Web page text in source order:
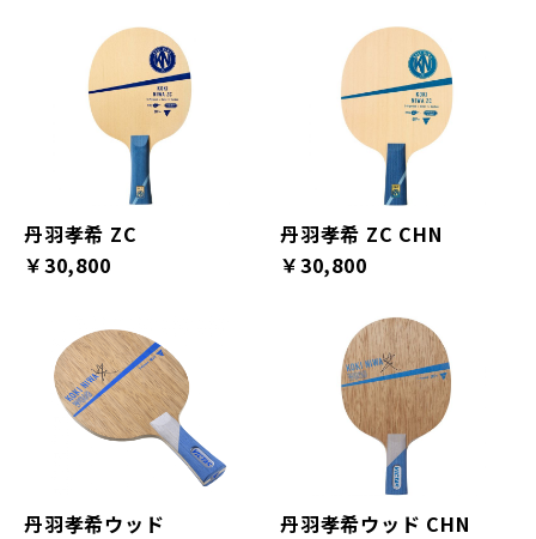
丹羽孝希 ZC
￥30,800
丹羽孝希 ZC CHN
￥30,800
丹羽孝希ウッド
丹羽孝希ウッド CHN